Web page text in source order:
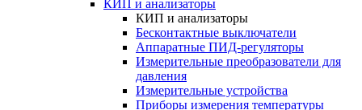
КИП и анализаторы
КИП и анализаторы
Бесконтактные выключатели
Аппаратные ПИД-регуляторы
Измерительные преобразователи для
давления
Измерительные устройства
Приборы измерения температуры